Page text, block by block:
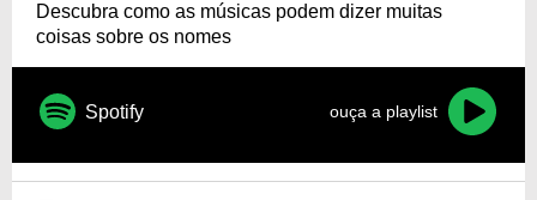
Descubra como as músicas podem dizer muitas
coisas sobre os nomes
Spotify ouça a playlist